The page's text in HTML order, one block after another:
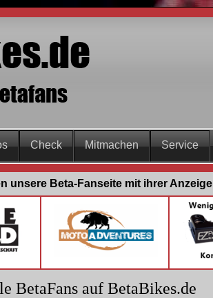
Check Mitmachen Service
unsere Beta-Fanseite mit ihrer Anzeige
BetaFans auf BetaBikes.de